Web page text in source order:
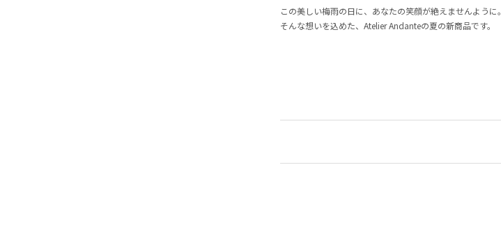
この美しい梅雨の日に、あなたの笑顔が絶えませんように。
そんな想いを込めた、Atelier Andanteの夏の新商品です。